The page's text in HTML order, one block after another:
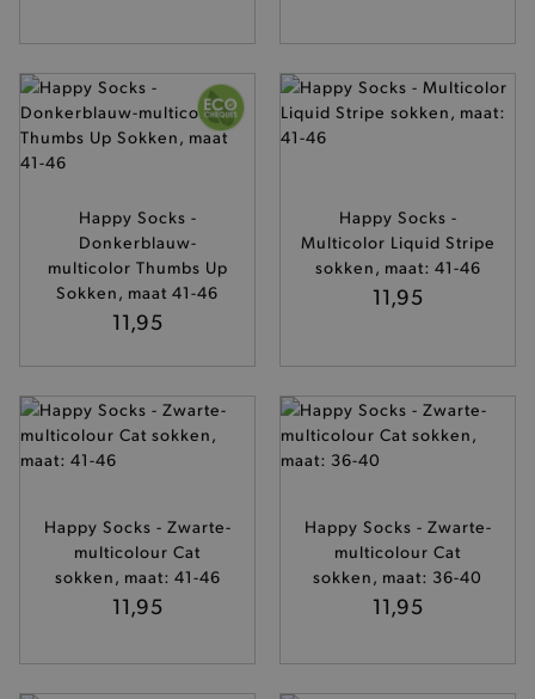
Happy Socks -
Donkerblauw-
multicolor Thumbs Up
Sokken, maat 41-46
11,95
Happy Socks -
Multicolor Liquid Stripe
sokken, maat: 41-46
11,95
Happy Socks - Zwarte-
multicolour Cat
sokken, maat: 41-46
11,95
Happy Socks - Zwarte-
multicolour Cat
sokken, maat: 36-40
11,95